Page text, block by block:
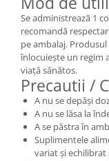
Se administrează 1
recomandă
pe ambalaj.
înlocuiește un regim
viață sănătos.
Precautii /
A nu se depăși
A nu se lăsa la
A se păstra în
Suplimentele
variat și